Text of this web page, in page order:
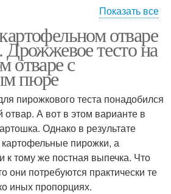
Картофельный отвар
Показать все
отваре
тесто на
отваре с
пюре
пирожкового теста понадобился
отвар. А вот в этом варианте в
Однако в результате
пирожки, а
к тому же постная выпечка. Что
они потребуются практически те
иных пропорциях.